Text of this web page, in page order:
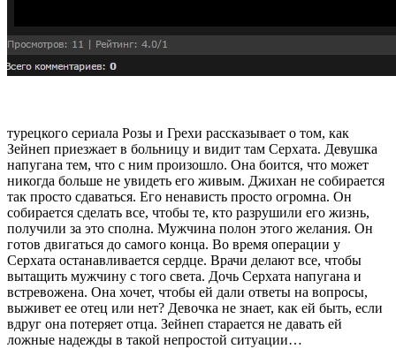
турецкого сериала Розы и Грехи рассказывает о том, как
Зейнеп приезжает в больницу и видит там Серхата. Девушка
напугана тем, что с ним произошло. Она боится, что может
никогда больше не увидеть его живым. Джихан не собирается
так просто сдаваться. Его ненависть просто огромна. Он
собирается сделать все, чтобы те, кто разрушили его жизнь,
получили за это сполна. Мужчина полон этого желания. Он
готов двигаться до самого конца. Во время операции у
Серхата останавливается сердце. Врачи делают все, чтобы
вытащить мужчину с того света. Дочь Серхата напугана и
встревожена. Она хочет, чтобы ей дали ответы на вопросы,
выживет ее отец или нет? Девочка не знает, как ей быть, если
вдруг она потеряет отца. Зейнеп старается не давать ей
ложные надежды в такой непростой ситуации…